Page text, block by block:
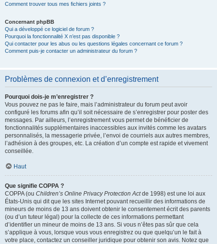
Comment trouver tous mes fichiers joints ?
Concernant phpBB
Qui a développé ce logiciel de forum ?
Pourquoi la fonctionnalité X n’est pas disponible ?
Qui contacter pour les abus ou les questions légales concernant ce forum ?
Comment puis-je contacter un administrateur du forum ?
Problèmes de connexion et d’enregistrement
Pourquoi dois-je m’enregistrer ?
Vous pouvez ne pas le faire, mais l’administrateur du forum peut avoir
configuré les forums afin qu’il soit nécessaire de s’enregistrer pour poster des
messages. Par ailleurs, l’enregistrement vous permet de bénéficier de
fonctionnalités supplémentaires inaccessibles aux invités comme les avatars
personnalisés, la messagerie privée, l’envoi de courriels aux autres membres,
l’adhésion à des groupes, etc. La création d’un compte est rapide et vivement
conseillée.
Haut
Que signifie COPPA ?
COPPA (ou Children’s Online Privacy Protection Actde 1998) est une loi aux
États-Unis qui dit que les sites Internet pouvant recueillir des informations de
mineurs de moins de 13 ans doivent obtenir le consentement écrit des parents
(ou d’un tuteur légal) pour la collecte de ces informations permettant
d’identifier un mineur de moins de 13 ans. Si vous n’êtes pas sûr que cela
s’applique à vous, lorsque vous vous enregistrez ou que quelqu’un le fait à
votre place, contactez un conseiller juridique pour obtenir son avis. Notez que